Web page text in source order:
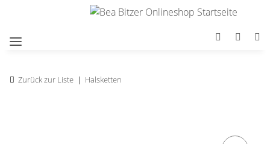
Zurück zur Liste Halsketten